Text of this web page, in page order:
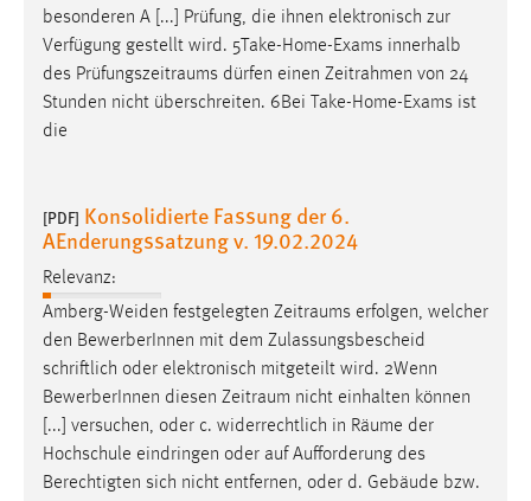
besonderen A [...] Prüfung, die ihnen elektronisch zur
Verfügung gestellt wird. 5Take-Home-Exams innerhalb
des Prüfungszeitraums dürfen einen Zeitrahmen von 24
Stunden nicht überschreiten. 6Bei Take-Home-Exams ist
die
[PDF] Konsolidierte Fassung der 6.
AEnderungssatzung v. 19.02.2024
Relevanz:
Amberg-Weiden festgelegten Zeitraums erfolgen, welcher
den BewerberInnen mit dem Zulassungsbescheid
schriftlich oder elektronisch mitgeteilt wird. 2Wenn
BewerberInnen diesen Zeitraum nicht einhalten können
[...] versuchen, oder c. widerrechtlich in Räume der
Hochschule eindringen oder auf Aufforderung des
Berechtigten sich nicht entfernen, oder d. Gebäude bzw.